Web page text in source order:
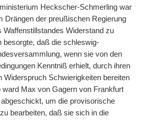
Heckscher-Schmerling war
Drängen der preußischen Regierung
Waffenstillstandes Widerstand zu
besorgte, daß die schleswig-
wenn sie von den
Kenntniß erhielt, durch ihren
Widerspruch Schwierigkeiten bereiten
ward Max von Gagern von Frankfurt
um die provisorische
bearbeiten, daß sie sich in die